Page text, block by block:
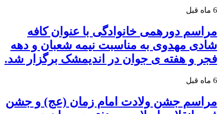
6 ماه قبل
مراسم دورهمی خانوادگی با عنوان کافه
شادی مهدوی به مناسبت نیمه شعبان و دهه
فجر و هفته ی جوان در اندیمشک برگزار شد.
6 ماه قبل
مراسم جشن ولادت امام زمان (عج) و جشن